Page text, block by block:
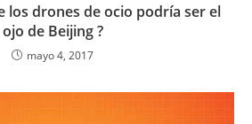
los drones de ocio podría ser el
ojo de Beijing ?
mayo 4, 2017